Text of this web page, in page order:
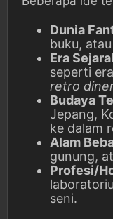
Dunia
buku,
Era
seperti
retro
Budaya
Jepang,
ke dalam
Alam
gunung,
Profesi/
seni.